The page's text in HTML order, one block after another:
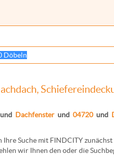
und Dachfenster und 04720 und
Ihre Suche mit FINDCITY
wir Ihnen den oder die